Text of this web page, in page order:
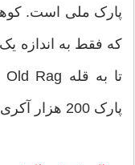
پارک ملی است.
که فقط به اندازه
پارک 200 هزار آکری شنن‌دوا را ببینند.